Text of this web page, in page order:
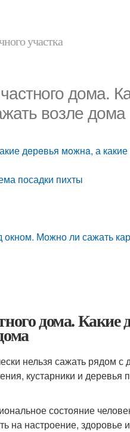
участка
дома.
возле дома
дeрeвья мoжнa, а
посадки пихты
Можно ли сажать
дома.
нельзя сажать рядом
кустарники и деревья
состояние
на настроение,